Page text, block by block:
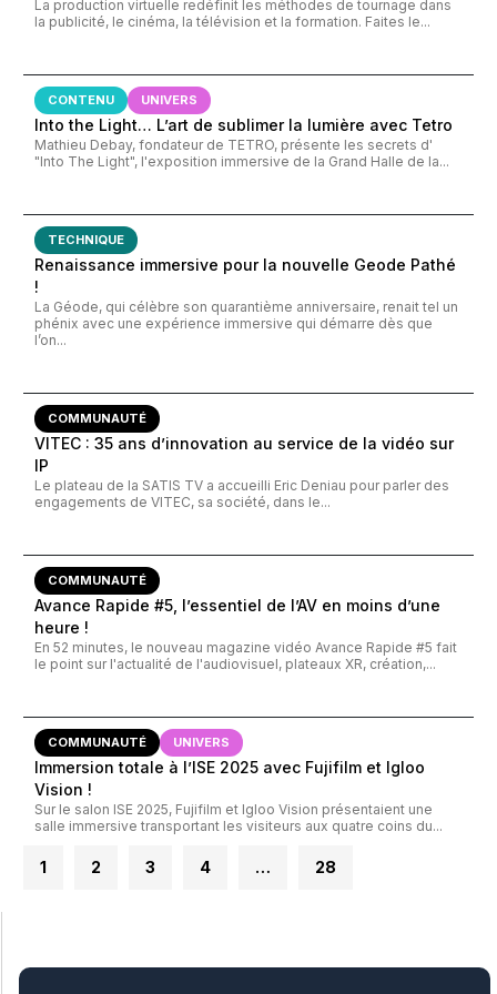
La production virtuelle redéfinit les méthodes de tournage dans
la publicité, le cinéma, la télévision et la formation. Faites le...
CONTENU UNIVERS
Into the Light… L’art de sublimer la lumière avec Tetro
Mathieu Debay, fondateur de TETRO, présente les secrets d'
"Into The Light", l'exposition immersive de la Grand Halle de la...
TECHNIQUE
Renaissance immersive pour la nouvelle Geode Pathé
!
La Géode, qui célèbre son quarantième anniversaire, renait tel un
phénix avec une expérience immersive qui démarre dès que
l’on...
COMMUNAUTÉ
VITEC : 35 ans d’innovation au service de la vidéo sur
IP
Le plateau de la SATIS TV a accueilli Eric Deniau pour parler des
engagements de VITEC, sa société, dans le...
COMMUNAUTÉ
Avance Rapide #5, l’essentiel de l’AV en moins d’une
heure !
En 52 minutes, le nouveau magazine vidéo Avance Rapide #5 fait
le point sur l'actualité de l'audiovisuel, plateaux XR, création,...
COMMUNAUTÉ UNIVERS
Immersion totale à l’ISE 2025 avec Fujifilm et Igloo
Vision !
Sur le salon ISE 2025, Fujifilm et Igloo Vision présentaient une
salle immersive transportant les visiteurs aux quatre coins du...
1 2 3 4 … 28